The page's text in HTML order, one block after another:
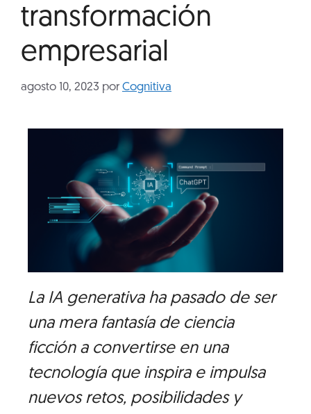
transformación
empresarial
agosto 10, 2023 por Cognitiva
La IA generativa ha pasado de ser
una mera fantasía de ciencia
ficción a convertirse en una
tecnología que inspira e impulsa
nuevos retos, posibilidades y